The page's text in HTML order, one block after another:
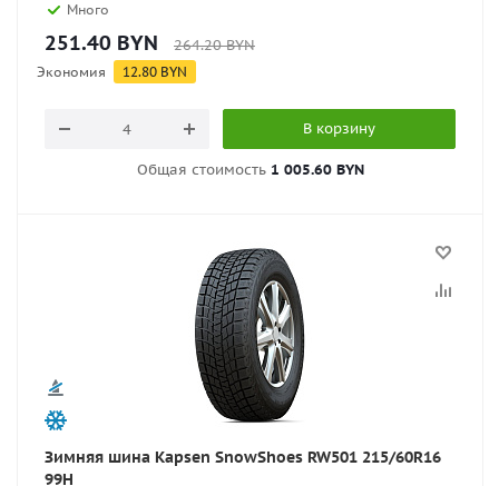
Много
251.40 BYN 264.20BYN
Экономия 12.80 BYN
В корзину
Общая стоимость 1 005.60 BYN
Зимняя шина Kapsen SnowShoes RW501 215/60R16
99H